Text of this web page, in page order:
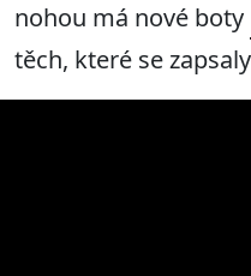
nohou má nové boty
těch, které se